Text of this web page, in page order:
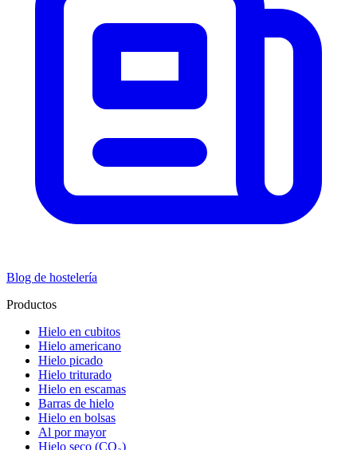
Blog de hostelería
Productos
Hielo en cubitos
Hielo americano
Hielo picado
Hielo triturado
Hielo en escamas
Barras de hielo
Hielo en bolsas
Al por mayor
Hielo seco (CO₂)